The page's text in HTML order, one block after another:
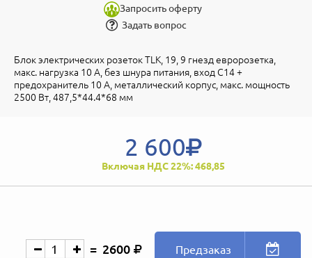
Запросить оферту
Задать вопрос
Блок электрических розеток TLK, 19, 9 гнезд евророзетка,
макс. нагрузка 10 А, без шнура питания, вход С14 +
предохранитель 10 А, металлический корпус, макс. мощность
2500 Вт, 487,5*44.4*68 мм
2 600
Включая НДС 22%: 468,85
2600 Предзаказ